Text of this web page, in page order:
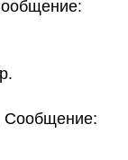
Сообщение: